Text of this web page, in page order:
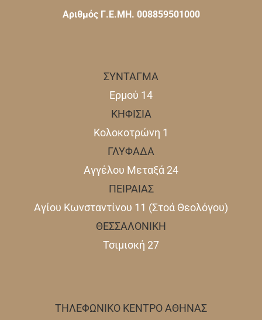
Αριθμός Γ.Ε.ΜΗ. 008859501000
ΣΥΝΤΑΓΜΑ
Ερμού 14
ΚΗΦΙΣΙΑ
Κολοκοτρώνη 1
ΓΛΥΦΑΔΑ
Αγγέλου Μεταξά 24
ΠΕΙΡΑΙΑΣ
Αγίου Κωνσταντίνου 11 (Στοά Θεολόγου)
ΘΕΣΣΑΛΟΝΙΚΗ
Τσιμισκή 27
ΤΗΛΕΦΩΝΙΚΟ ΚΕΝΤΡΟ ΑΘΗΝΑΣ